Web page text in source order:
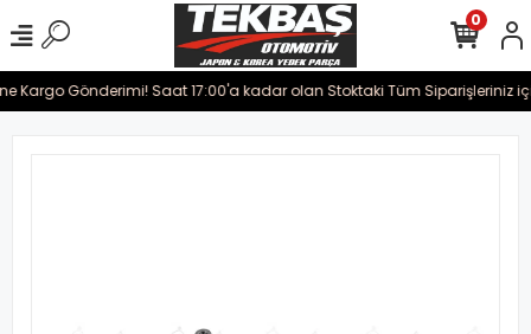
Kargo Gönderimi! Saat 17:00'a kadar olan Stoktaki Tüm Siparişleriniz
0